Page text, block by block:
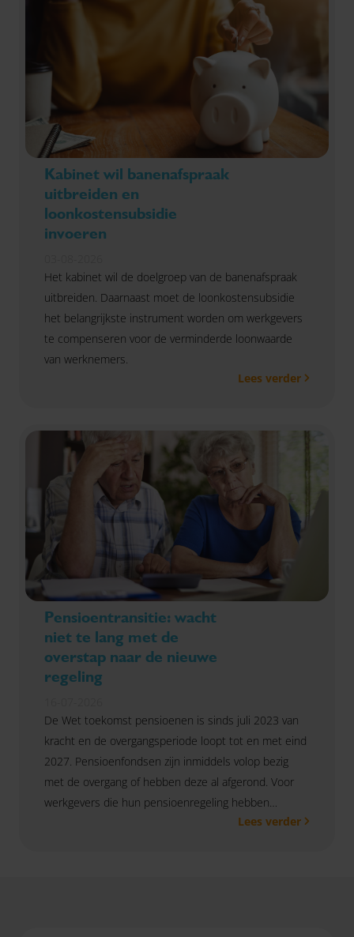
Kabinet wil banenafspraak
uitbreiden en
loonkostensubsidie
invoeren
Het kabinet wil de doelgroep van de banenafspraak
uitbreiden. Daarnaast moet de loonkostensubsidie
het belangrijkste instrument worden om werkgevers
te compenseren voor de verminderde loonwaarde
van werknemers.
Lees verder
Pensioentransitie: wacht
niet te lang met de
overstap naar de nieuwe
regeling
De Wet toekomst pensioenen is sinds juli 2023 van
kracht en de overgangsperiode loopt tot en met eind
2027. Pensioenfondsen zijn inmiddels volop bezig
met de overgang of hebben deze al afgerond. Voor
werkgevers die hun pensioenregeling hebben
ondergebracht bij een verzekeraar of PPI is er echter
Lees verder